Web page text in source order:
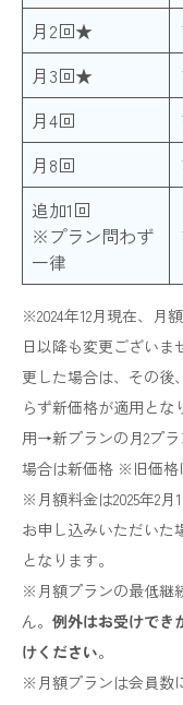
月2回★
月3回★
月4回
月8回
追加1回
※プラン問わず
一律
※2024年12月現在、月
日以降も変更ございま
更した場合は、その後
らず新価格が適用とな
用→新プランの月2プ
場合は新価格 ※旧価格
※月額料金は2025年2月
お申し込みいただいた
となります。
※月額プランの最低継
ん。 例外はお受けでき
けください。
※月額プランは会員数